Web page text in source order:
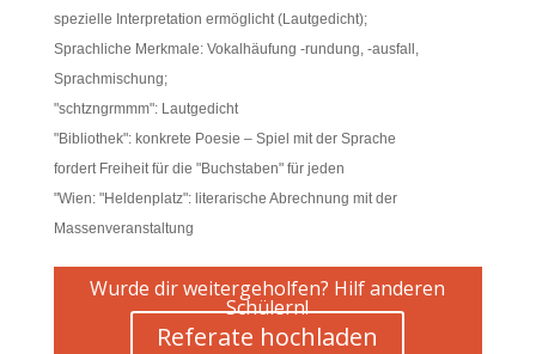
spezielle Interpretation ermöglicht (Lautgedicht);
Sprachliche Merkmale: Vokalhäufung -rundung, -ausfall,
Sprachmischung;
"schtzngrmmm": Lautgedicht
"Bibliothek": konkrete Poesie – Spiel mit der Sprache
fordert Freiheit für die "Buchstaben" für jeden
"Wien: "Heldenplatz": literarische Abrechnung mit der
Massenveranstaltung
Wurde dir weitergeholfen? Hilf anderen
Schülern!
Referate hochladen